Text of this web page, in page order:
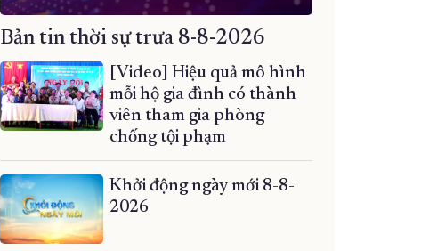
Bản tin thời sự trưa 8-8-2026
[Video] Hiệu quả mô hình
mỗi hộ gia đình có thành
viên tham gia phòng
chống tội phạm
Khởi động ngày mới 8-8-
2026